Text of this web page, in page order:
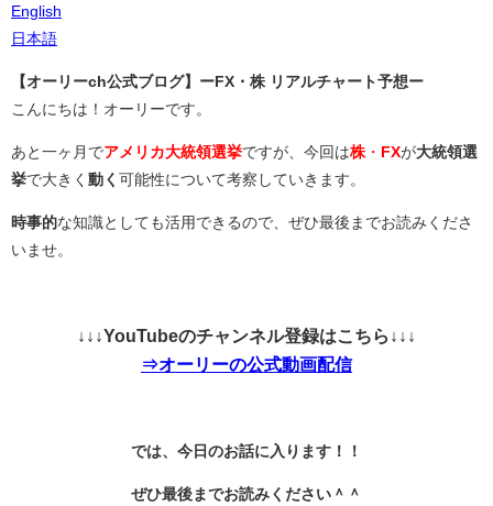
English
日本語
【オーリーch公式ブログ】ーFX・株 リアルチャート予想ー
こんにちは！オーリーです。
あと一ヶ月でアメリカ大統領選挙ですが、今回は株 ・ FXが大統領選
挙で大きく 動く 可能性について考察していきます。
時事的な知識としても活用できるので、ぜひ最後までお読みくださ
いませ。
↓↓↓YouTubeのチャンネル登録はこちら↓↓↓
⇒オーリーの公式動画配信
では、今日のお話に入ります！！
ぜひ最後までお読みください＾＾